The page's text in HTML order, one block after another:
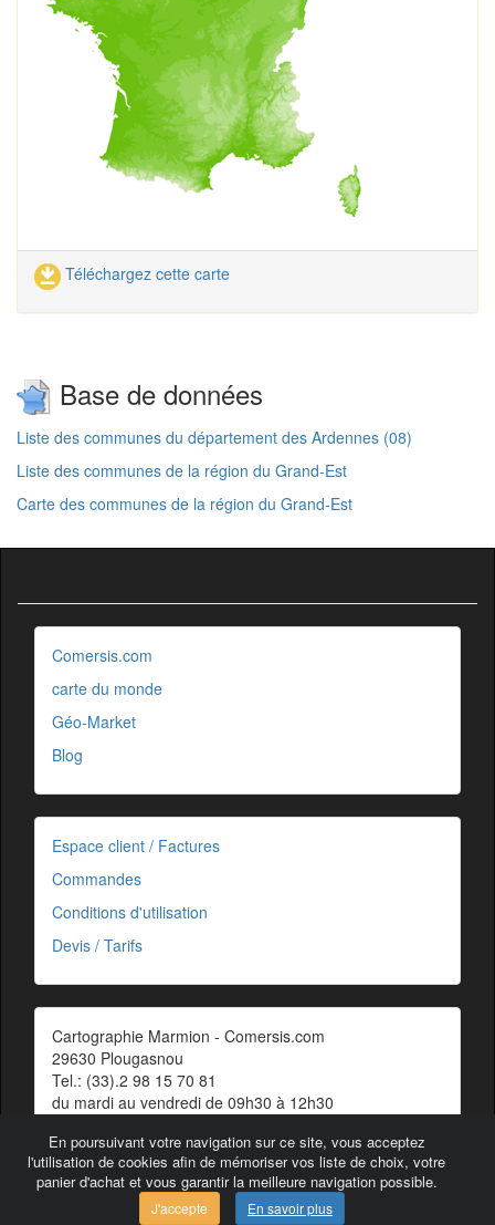
Téléchargez cette carte
Base de données
Liste des communes du département des Ardennes (08)
Liste des communes de la région du Grand-Est
Carte des communes de la région du Grand-Est
En poursuivant votre navigation sur ce site, vous acceptez
l'utilisation de cookies afin de mémoriser vos liste de choix, votre
panier d'achat et vous garantir la meilleure navigation possible.
J'accepte En savoir plus
Comersis.com
carte du monde
Géo-Market
Blog
Espace client / Factures
Commandes
Conditions d'utilisation
Devis / Tarifs
Cartographie Marmion - Comersis.com
29630 Plougasnou
Tel.: (33).2 98 15 70 81
du mardi au vendredi de 09h30 à 12h30
Contact